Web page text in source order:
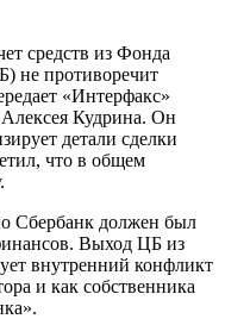
средств из Фонда
не противоречит
«Интерфакс»
Алексея Кудрина. Он
детали сделки
что в общем
Сбербанк должен был
Выход ЦБ из
внутренний конфликт
и как собственника